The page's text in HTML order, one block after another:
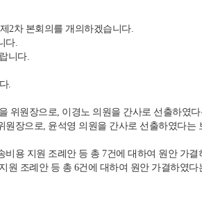
2차 본회의를 개의하겠습니다.
다.
니다.
.
위원장으로, 이경노 의원을 간사로 선출하였
장으로, 윤석영 의원을 간사로 선출하였다는
용 지원 조례안 등 총 7건에 대하여 원안 가
원 조례안 등 총 6건에 대하여 원안 가결하였다